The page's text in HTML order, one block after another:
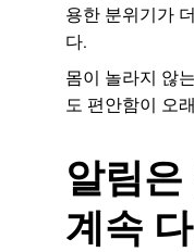
용한 분위기가
다.
몸이 놀라지 않
도 편안함이 오
알림
계속